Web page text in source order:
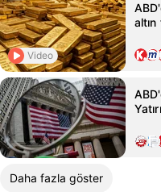
Video
Daha fazla göster